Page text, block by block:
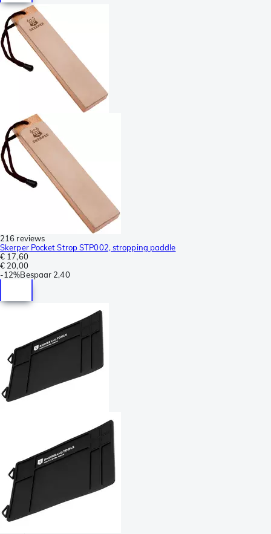
216 reviews
Skerper Pocket Strop STP002, stropping paddle
€ 17,60
€ 20,00
-12%Bespaar 2,40